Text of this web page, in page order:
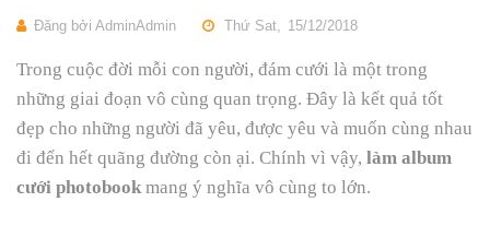
Đăng bởi AdminAdmin Thứ Sat, 15/12/2018
Trong cuộc đời mỗi con người, đám cưới là một trong
những giai đoạn vô cùng quan trọng. Đây là kết quả tốt
đẹp cho những người đã yêu, được yêu và muốn cùng nhau
đi đến hết quãng đường còn ại. Chính vì vậy, làm album
cưới photobookmang ý nghĩa vô cùng to lớn.